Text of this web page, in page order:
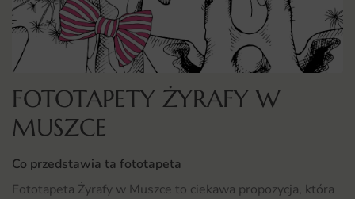
FOTOTAPETY ŻYRAFY W
MUSZCE
Co przedstawia ta fototapeta
Fototapeta Żyrafy w Muszce to ciekawa propozycja, która